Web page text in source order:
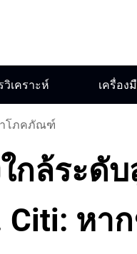
วิเคราะห์ เครื่อง
โภคภัณฑ์
กล้ระดั
หา